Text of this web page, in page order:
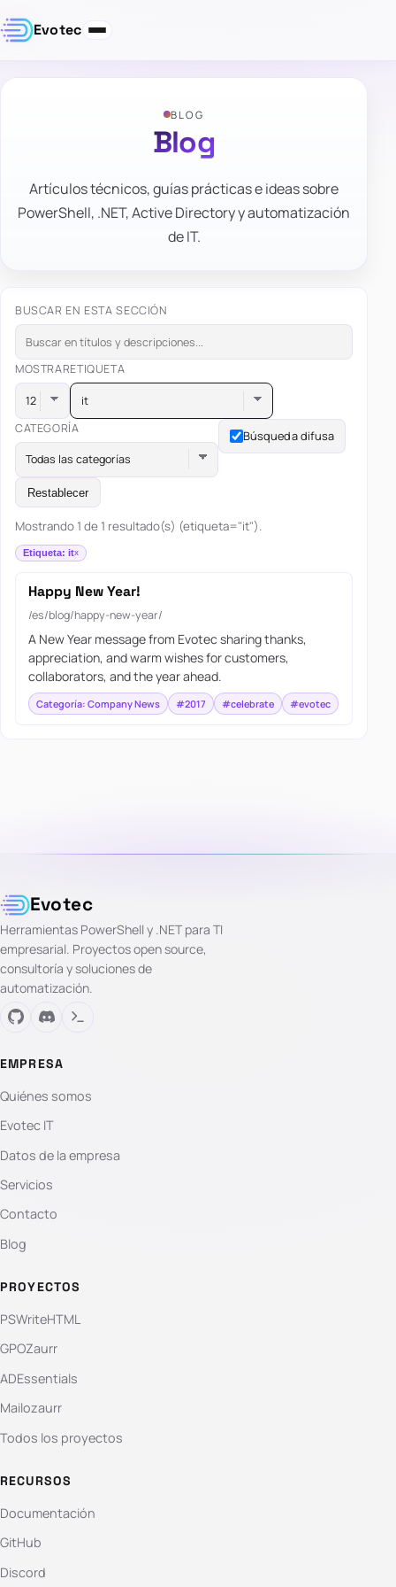
Evotec
BLOG
Blog
Artículos técnicos, guías prácticas e ideas sobre
PowerShell, .NET, Active Directory y automatización
de IT.
BUSCAR EN ESTA SECCIÓN
MOSTRARETIQUETA
it
CATEGORÍA
Todas las categorías
Búsqueda difusa
Restablecer
Mostrando 1 de 1 resultado(s) (etiqueta="it").
Etiqueta: it
Happy New Year!
/es/blog/happy-new-year/
A New Year message from Evotec sharing thanks,
appreciation, and warm wishes for customers,
collaborators, and the year ahead.
Categoría: Company News #2017 #celebrate #evotec
Evotec
Herramientas PowerShell y .NET para TI
empresarial. Proyectos open source,
consultoría y soluciones de
automatización.
EMPRESA
Quiénes somos
Evotec IT
Datos de la empresa
Servicios
Contacto
Blog
PROYECTOS
PSWriteHTML
GPOZaurr
ADEssentials
Mailozaurr
Todos los proyectos
RECURSOS
Documentación
GitHub
Discord